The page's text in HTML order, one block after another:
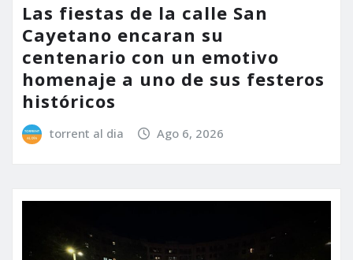
Las fiestas de la calle San
Cayetano encaran su
centenario con un emotivo
homenaje a uno de sus festeros
históricos
torrent al dia Ago 6, 2026